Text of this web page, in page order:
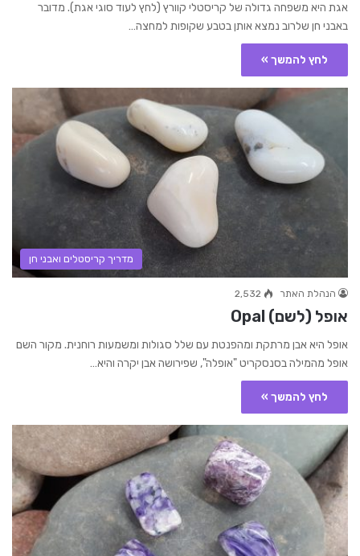
אגת היא משפחה גדולה של קריסטלי קוורץ (לחץ לעוד סוגי אגת). מדובר
באבני חן שלרוב נמצא אותן בטבע שקופות למחצה…
לחץ להמשך »
מדריך קריסטלים ואבני חן
הנהלת האתר 2,532
אופל (לשם) Opal
אופל היא אבן מרתקת ומהפנטת עם שלל סגולות ומשמעות רוחנית. מקור השם
אופל מהמילה בסנסקריט "אופלה", שפירושה אבן יקרה והיא…
לחץ להמשך »